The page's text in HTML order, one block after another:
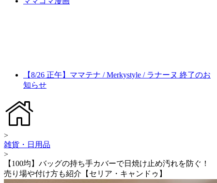
【8/26 正午】ママテナ / Merkystyle / ラナーヌ 終了のお
知らせ
>
雑貨・日用品
>
【100均】バッグの持ち手カバーで日焼け止め汚れを防ぐ！
売り場や付け方も紹介【セリア・キャンドゥ】